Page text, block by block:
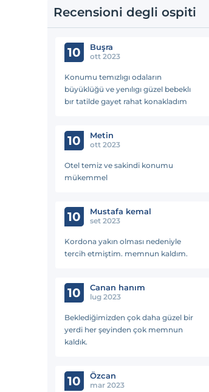
Recensioni degli ospiti
10 Buşra
ott 2023
Konumu temızlıgı odaların
büyüklüğü ve yenılıgı güzel bebeklı
bır tatilde gayet rahat konakladım
10 Metin
ott 2023
Otel temiz ve sakindi konumu
mükemmel
10 Mustafa kemal
set 2023
Kordona yakın olması nedeniyle
tercih etmiştim. memnun kaldım.
10 Canan hanım
lug 2023
Beklediğimizden çok daha güzel bir
yerdi her şeyinden çok memnun
kaldık.
10 Özcan
mar 2023